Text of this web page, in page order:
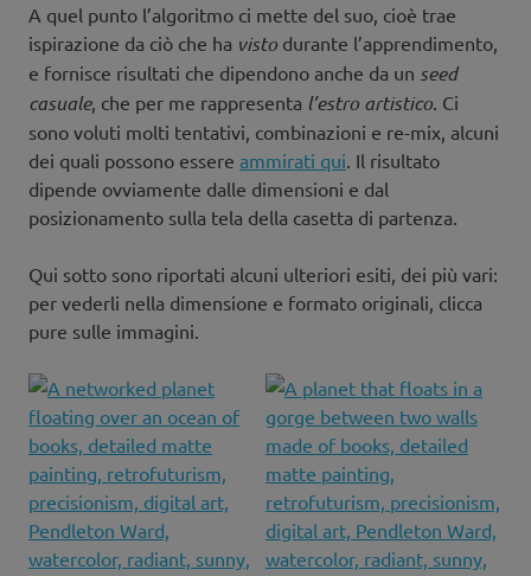
A quel punto l’algoritmo ci mette del suo, cioè trae
ispirazione da ciò che ha visto durante l’apprendimento,
e fornisce risultati che dipendono anche da un seed
casuale, che per me rappresenta l’estro artistico. Ci
sono voluti molti tentativi, combinazioni e re-mix, alcuni
dei quali possono essere ammirati qui. Il risultato
dipende ovviamente dalle dimensioni e dal
posizionamento sulla tela della casetta di partenza.
Qui sotto sono riportati alcuni ulteriori esiti, dei più vari:
per vederli nella dimensione e formato originali, clicca
pure sulle immagini.